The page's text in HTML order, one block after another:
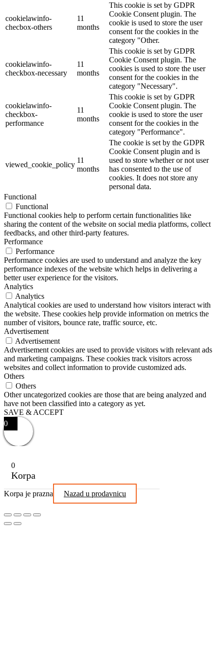
cookielawinfo-
checbox-others
11
months
This cookie is set by GDPR
Cookie Consent plugin. The
cookie is used to store the user
consent for the cookies in the
category "Other.
cookielawinfo-
checkbox-necessary
11
months
This cookie is set by GDPR
Cookie Consent plugin. The
cookies is used to store the user
consent for the cookies in the
category "Necessary".
cookielawinfo-
checkbox-
performance
11
months
This cookie is set by GDPR
Cookie Consent plugin. The
cookie is used to store the user
consent for the cookies in the
category "Performance".
viewed_cookie_policy
11
months
The cookie is set by the GDPR
Cookie Consent plugin and is
used to store whether or not user
has consented to the use of
cookies. It does not store any
personal data.
Functional
Functional
Functional cookies help to perform certain functionalities like
sharing the content of the website on social media platforms, collect
feedbacks, and other third-party features.
Performance
Performance
Performance cookies are used to understand and analyze the key
performance indexes of the website which helps in delivering a
better user experience for the visitors.
Analytics
Analytics
Analytical cookies are used to understand how visitors interact with
the website. These cookies help provide information on metrics the
number of visitors, bounce rate, traffic source, etc.
Advertisement
Advertisement
Advertisement cookies are used to provide visitors with relevant ads
and marketing campaigns. These cookies track visitors across
websites and collect information to provide customized ads.
Others
Others
Other uncategorized cookies are those that are being analyzed and
have not been classified into a category as yet.
SAVE & ACCEPT
0
0
Korpa
Korpa je prazna Nazad u prodavnicu